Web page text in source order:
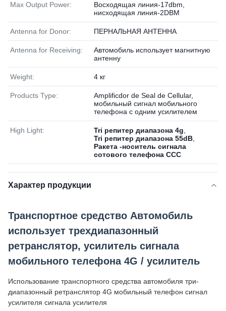
Max Output Power:
Восходящая линия-17dbm,
нисходящая линия-2DBM
Antenna for Donor: ПЕРНАЛЬНАЯ АНТЕННА
Antenna for Receiving:
Автомобиль использует магнитную
антенну
Weight: 4 кг
Products Type:
Amplificdor de Seal de Cellular,
мобильный сигнал мобильного
телефона с одним усилителем
High Light: Tri репитер диапазона 4g
Tri репитер диапазона 55dB
Ракета -носитель сигнала
сотового телефона CCC
Характер продукции
Транспортное средство Автомобиль
использует трехдиапазонный
ретранслятор, усилитель сигнала
мобильного телефона 4G / усилитель
Использование транспортного средства автомобиля три-
диапазонный ретранслятор 4G мобильный телефон сигнал
усилителя сигнала усилителя